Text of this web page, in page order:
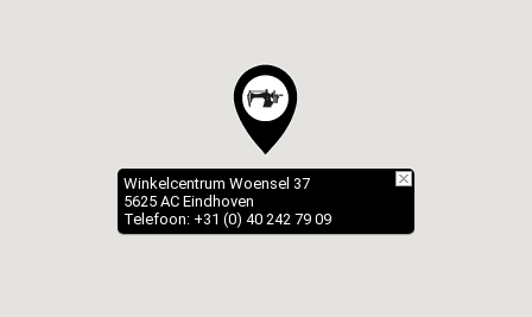
Winkelcentrum Woensel 37
5625 AC Eindhoven
Telefoon: +31 (0) 40 242 79 09